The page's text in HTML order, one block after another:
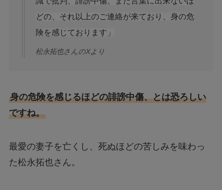
どの、それ以上のご連絡が来ており、身の危
険を感じております」
松永拓也さんのXより
身の危険を感じるほどの誹謗中傷、とは恐ろしい
ですね。
最愛の妻子を亡くし、死ぬほどの苦しみを味わっ
た松永拓也さん。